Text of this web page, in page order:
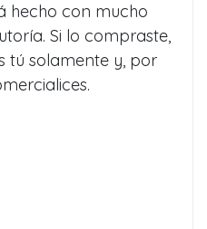
hecho con mucho
Si lo compraste,
tú solamente y, por